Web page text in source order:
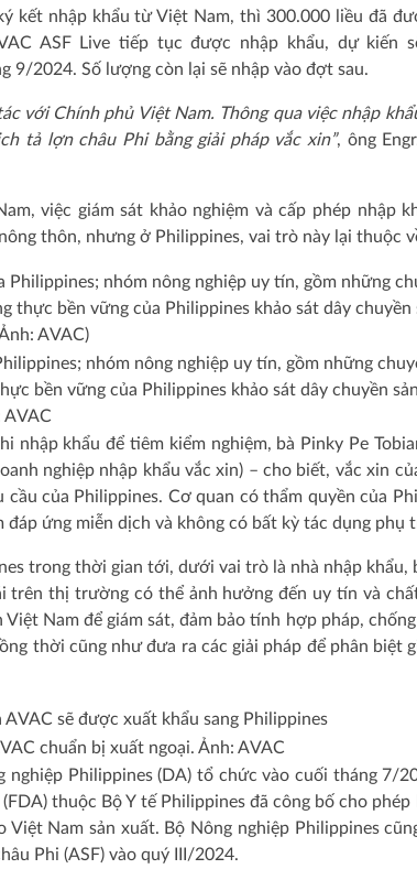
kết nhập khẩu từ Việt Nam, thì 300.000 liều đã
ASF Live tiếp tục được nhập khẩu, dự kiến
9/2024. Số lượng còn lại sẽ nhập vào đợt sau.
với Chính phủ Việt Nam. Thông qua việc nhập
tả lợn châu Phi bằng giải pháp vắc xin”, ông
việc giám sát khảo nghiệm và cấp phép nhập
thôn, nhưng ở Philippines, vai trò này lại thuộc
nhóm nông nghiệp uy tín, gồm những
bền vững của Philippines khảo sát dây chuyền
AVAC
nhập khẩu để tiêm kiểm nghiệm, bà Pinky Pe
nghiệp nhập khẩu vắc xin) – cho biết, vắc xin
của Philippines. Cơ quan có thẩm quyền của
ứng miễn dịch và không có bất kỳ tác dụng phụ
trong thời gian tới, dưới vai trò là nhà nhập khẩu,
trên thị trường có thể ảnh hưởng đến uy tín và
Nam để giám sát, đảm bảo tính hợp pháp,
thời cũng như đưa ra các giải pháp để phân biệt
chuẩn bị xuất ngoại. Ảnh: AVAC
nghiệp Philippines (DA) tổ chức vào cuối tháng 7/
thuộc Bộ Y tế Philippines đã công bố cho
Việt Nam sản xuất. Bộ Nông nghiệp Philippines
Phi (ASF) vào quý III/2024.